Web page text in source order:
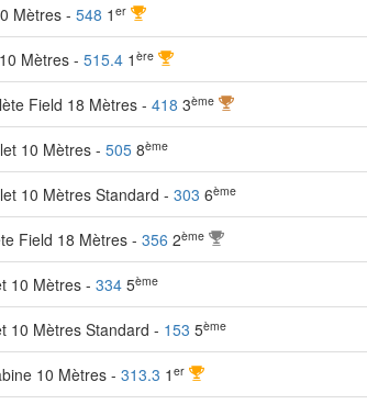
Mètres - 548 1 er
Mètres - 515.4 1 ère
Field 18 Mètres - 418 3ème
10 Mètres - 505 8ème
10 Mètres Standard - 303 6ème
Field 18 Mètres - 356 2ème
10 Mètres - 334 5ème
10 Mètres Standard - 153 5ème
10 Mètres - 313.3 1 er